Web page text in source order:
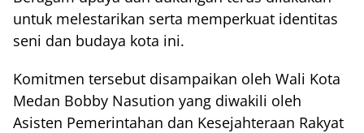
untuk melestarikan serta memperkuat identitas
seni dan budaya kota ini.
Komitmen tersebut disampaikan oleh Wali Kota
Medan Bobby Nasution yang diwakili oleh
Asisten Pemerintahan dan Kesejahteraan Rakyat